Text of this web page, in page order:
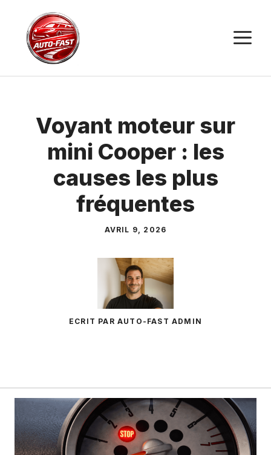
contenu
Voyant moteur sur
mini Cooper : les
causes les plus
fréquentes
AVRIL 9, 2026
ECRIT PAR AUTO-FAST ADMIN